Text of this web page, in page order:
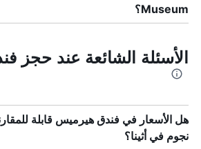
Museum؟
الأسئلة الشائعة عند حجز
نجوم في أثينا؟